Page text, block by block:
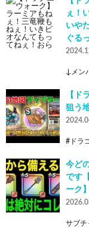
ぇ！
いや
ぐる
↓メン
【ド
狙う
#ドラ
今ど
です
ーク】
サブ